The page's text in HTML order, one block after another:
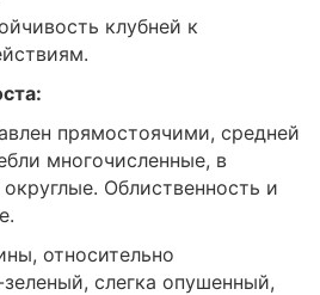
клубней к
прямостоячими, средней
многочисленные, в
Облиственность и
относительно
слегка опушенный,